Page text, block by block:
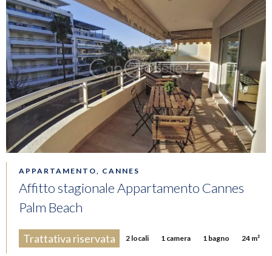
APPARTAMENTO, CANNES
Affitto stagionale Appartamento Cannes
Palm Beach
Trattativa riservata 2 locali 1 camera 1 bagno 24 m²